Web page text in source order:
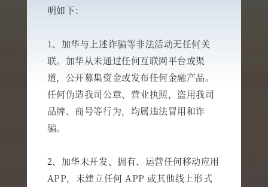
明如下：
1、加华与上述诈骗等非法活动无任何关
联。加华从未通过任何互联网平台或渠
道，公开募集资金或发布任何金融产品。
任何伪造我司公章、营业执照，盗用我司
品牌、商号等行为，均属违法冒用和诈
骗。
2、加华未开发、拥有、运营任何移动应用
APP，未建立任何 APP 或其他线上形式